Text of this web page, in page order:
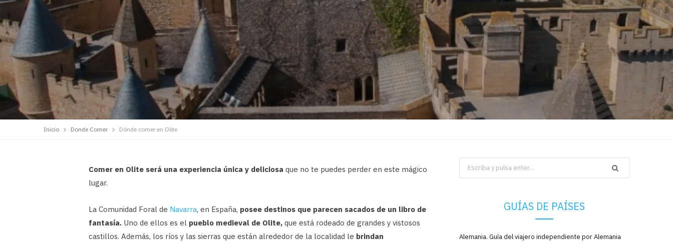
Inicio Donde Comer Dónde comer en Olite
Comer en Olite será una experiencia única y deliciosa que no te puedes perder en este mágico
lugar.
La Comunidad Foral de Navarra, en España, posee destinos que parecen sacados de un libro de
fantasía. Uno de ellos es el pueblo medieval de Olite, que está rodeado de grandes y vistosos
castillos. Además, los ríos y las sierras que están alrededor de la localidad le brindan
Search
for:
GUÍAS DE PAÍSES
Alemania. Guía del viajero independiente por Alemania